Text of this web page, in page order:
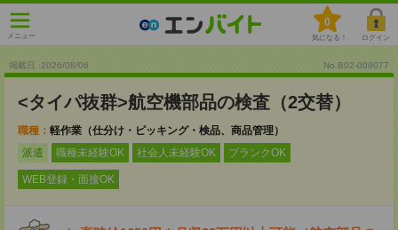
メニュー
0
気になる！ ログイン
掲載日 :2026/08/06 No.B02-009077
<タイパ抜群>航空機部品の検査（2交替）
職種： 軽作業（仕分け・ピッキング・検品、商品管理）
派遣
職種未経験OK 社会人未経験OK ブランクOK
WEB登録・面接OK